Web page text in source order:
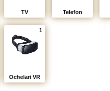
TV Telefon
1
Ochelari VR